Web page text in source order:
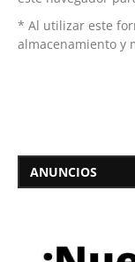
* Al utilizar este
almacenamiento y
ANUNCIOS